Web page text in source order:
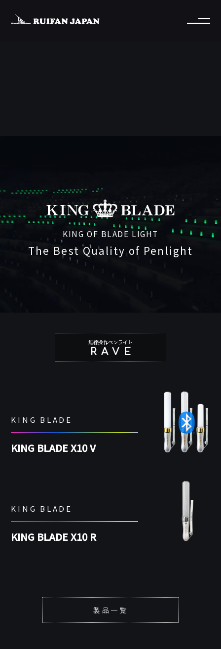
無線操作ペンライト
RAVE
KING OF BLADE LIGHT
The Best Quality of Penlight
KING BLADE
KING BLADE X10 V
KING BLADE
KING BLADE X10 R
製品一覧